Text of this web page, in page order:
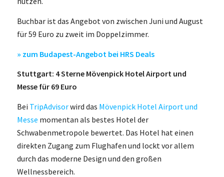
Buchbar ist das Angebot von zwischen Juni und August
für 59 Euro zu zweit im Doppelzimmer.
» zum Budapest-Angebot bei HRS Deals
Stuttgart: 4 Sterne Mövenpick Hotel Airport und
Messe für 69 Euro
Bei TripAdvisorwird das Mövenpick Hotel Airport und
Messe momentan als bestes Hotel der
Schwabenmetropole bewertet. Das Hotel hat einen
direkten Zugang zum Flughafen und lockt vor allem
durch das moderne Design und den großen
Wellnessbereich.